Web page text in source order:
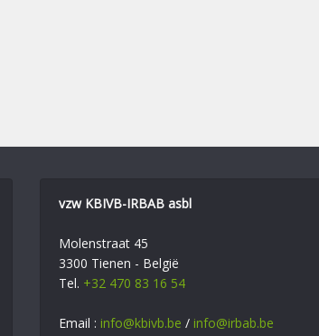
vzw KBIVB-IRBAB asbl
Molenstraat 45
3300 Tienen - België
Tel. +32 470 83 16 54
Email : info@kbivb.be / info@irbab.be